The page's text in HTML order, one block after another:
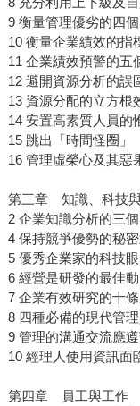
9 衡量管理優劣的四
10 衡量企業績效的指
11 企業績效預警的五
12 避開資源分析的誤
13 資源分配的立方根
14 安置高素質人員的
15 跳出「時間怪圈」
16 管理虛榮心及其惡
第三章 知識、科技
2 企業知識分析的三
4 保持競爭優勢的秘
5 優秀企業家的科技
6 經營是研發的最佳
7 企業有效研究的十條
8 四種必備的現代管
9 管理的溝通交流應
10 經理人使用資訊面
第四章 員工與工作